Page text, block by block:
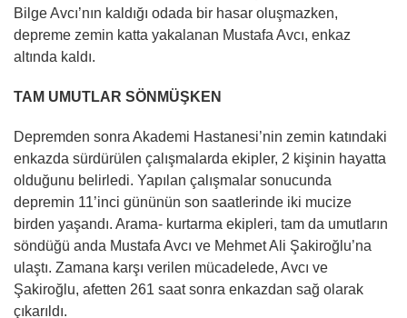
Bilge Avcı’nın kaldığı odada bir hasar oluşmazken,
depreme zemin katta yakalanan Mustafa Avcı, enkaz
altında kaldı.
TAM UMUTLAR SÖNMÜŞKEN
Depremden sonra Akademi Hastanesi’nin zemin katındaki
enkazda sürdürülen çalışmalarda ekipler, 2 kişinin hayatta
olduğunu belirledi. Yapılan çalışmalar sonucunda
depremin 11’inci gününün son saatlerinde iki mucize
birden yaşandı. Arama- kurtarma ekipleri, tam da umutların
söndüğü anda Mustafa Avcı ve Mehmet Ali Şakiroğlu’na
ulaştı. Zamana karşı verilen mücadelede, Avcı ve
Şakiroğlu, afetten 261 saat sonra enkazdan sağ olarak
çıkarıldı.